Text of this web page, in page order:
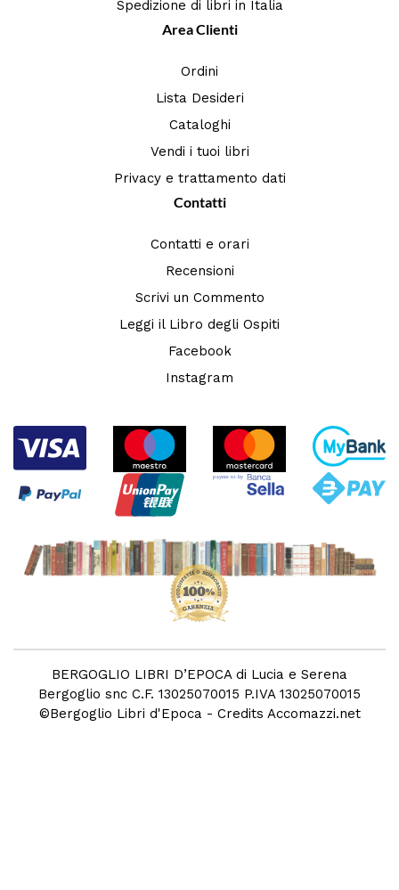
Spedizione di libri in Italia
Area Clienti
Ordini
Lista Desideri
Cataloghi
Vendi i tuoi libri
Privacy e trattamento dati
Contatti
Contatti e orari
Recensioni
Scrivi un Commento
Leggi il Libro degli Ospiti
Facebook
Instagram
BERGOGLIO LIBRI D’EPOCA di Lucia e Serena
Bergoglio snc C.F. 13025070015 P.IVA 13025070015
©Bergoglio Libri d'Epoca - Credits Accomazzi.net